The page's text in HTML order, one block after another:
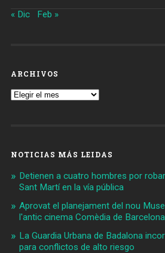
« Dic Feb »
ARCHIVOS
Archivos
NOTICIAS MÁS LEIDAS
Detienen a cuatro hombres por
Sant Martí en la vía pública
Aprovat el planejament del nou
l'antic cinema Comèdia de Barcelona
La Guardia Urbana de Badalona
para conflictos de alto riesgo